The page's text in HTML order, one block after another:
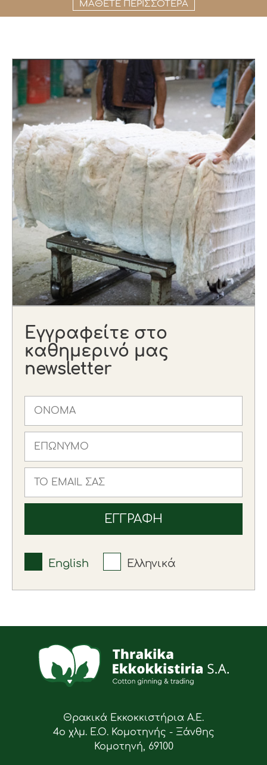
ΜΑΘΕΤΕ ΠΕΡΙΣΣΟΤΕΡΑ
Εγγραφείτε στο
καθημερινό μας
newsletter
English Ελληνικά
Θρακικά Εκκοκκιστήρια Α.Ε.
4ο χλμ. Ε.Ο. Κομοτηνής - Ξάνθης
Κομοτηνή, 69100